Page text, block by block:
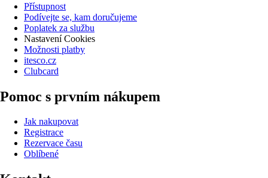
Přístupnost
Podívejte se, kam doručujeme
Poplatek za službu
Nastavení Cookies
Možnosti platby
itesco.cz
Clubcard
Pomoc s prvním nákupem
Jak nakupovat
Registrace
Rezervace času
Oblíbené